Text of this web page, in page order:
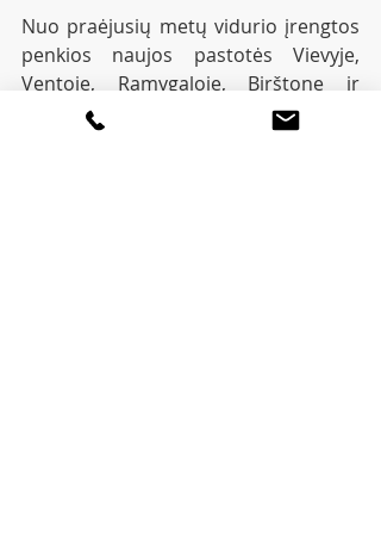
Nuo praėjusių metų vidurio įrengtos
penkios naujos pastotės Vievyje,
Ventoje, Ramygaloje, Birštone ir
Ariogaloje, dar penkios artimiausiu